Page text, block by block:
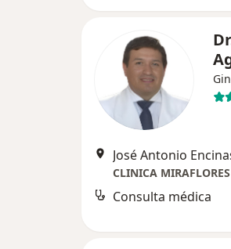
José Antonio
CLINICA MIRAFLORES
Consulta médica